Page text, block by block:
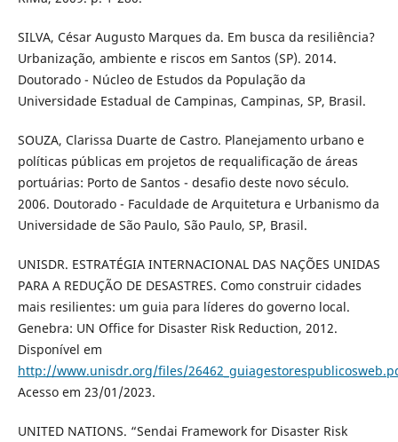
SILVA, César Augusto Marques da. Em busca da resiliência?
Urbanização, ambiente e riscos em Santos (SP). 2014.
Doutorado - Núcleo de Estudos da População da
Universidade Estadual de Campinas, Campinas, SP, Brasil.
SOUZA, Clarissa Duarte de Castro. Planejamento urbano e
políticas públicas em projetos de requalificação de áreas
portuárias: Porto de Santos - desafio deste novo século.
2006. Doutorado - Faculdade de Arquitetura e Urbanismo da
Universidade de São Paulo, São Paulo, SP, Brasil.
UNISDR. ESTRATÉGIA INTERNACIONAL DAS NAÇÕES UNIDAS
PARA A REDUÇÃO DE DESASTRES. Como construir cidades
mais resilientes: um guia para líderes do governo local.
Genebra: UN Office for Disaster Risk Reduction, 2012.
Disponível em
http://www.unisdr.org/files/
Acesso em 23/01/2023.
UNITED NATIONS. “Sendai Framework for Disaster Risk